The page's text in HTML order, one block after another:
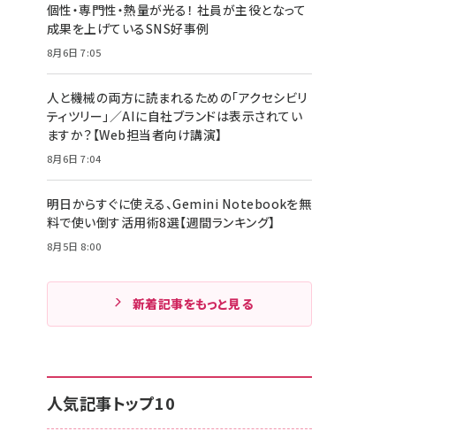
個性・専門性・熱量が光る！ 社員が主役となって
成果を上げているSNS好事例
8月6日 7:05
人と機械の両方に読まれるための「アクセシビリ
ティツリー」／AIに自社ブランドは表示されてい
ますか？【Web担当者向け講演】
8月6日 7:04
明日からすぐに使える、Gemini Notebookを無
料で使い倒す活用術8選【週間ランキング】
8月5日 8:00
新着記事をもっと見る
人気記事トップ10